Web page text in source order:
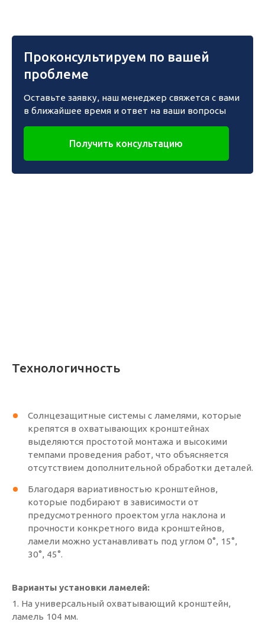
Проконсультируем по вашей
проблеме
Оставьте заявку, наш менеджер свяжется с вами
в ближайшее время и ответ на ваши вопросы
Получить консультацию
Технологичность
Солнцезащитные системы с ламелями, которые
крепятся в охватывающих кронштейнах
выделяются простотой монтажа и высокими
темпами проведения работ, что объясняется
отсутствием дополнительной обработки деталей.
Благодаря вариативностью кронштейнов,
которые подбирают в зависимости от
предусмотренного проектом угла наклона и
прочности конкретного вида кронштейнов,
ламели можно устанавливать под углом 0°, 15°,
30°, 45°.
Варианты установки ламелей:
1. На универсальный охватывающий кронштейн,
ламель 104 мм.